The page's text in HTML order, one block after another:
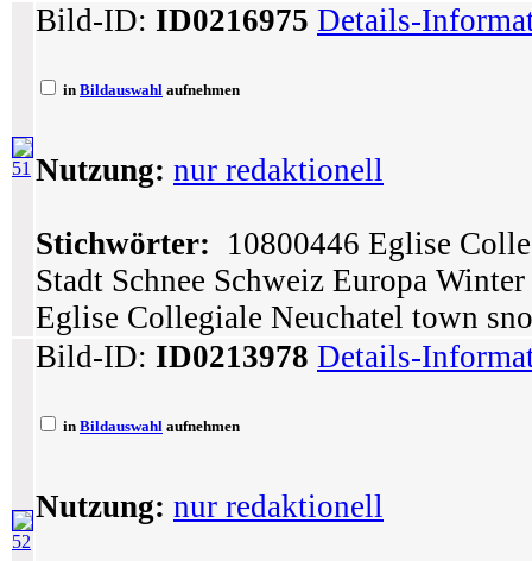
51
Bild-ID: ID0216975 Details-
in Bildauswahl aufnehmen
Nutzung: nur redaktionell
Stichwörter: 10800446 Eglise
Stadt Schnee Schweiz Europa
Eglise Collegiale Neuchatel town
52
Bild-ID: ID0213978 Details-
in Bildauswahl aufnehmen
Nutzung: nur redaktionell